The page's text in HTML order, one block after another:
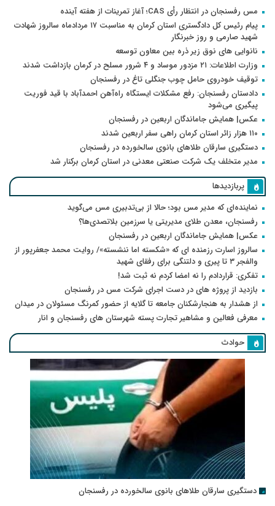
مس رفسنجان در انتظار رأی CAS؛ آغاز تمرینات از هفته آینده
پیام رئیس کل دادگستری استان کرمان به مناسبت ۱۷ مردادماه سالروز شهادت
شهید صارمی و روز خبرنگار
نانوایی های نوق زیر ذره بین معاون توسعه
وزارت اطلاعات: ۲۱ مزدور موساد و ۴ شرور مسلح در کرمان بازداشت شدند
توقیف خودروی حامل چوب جنگلی تاغ در رفسنجان
دادستان رفسنجان: رفع مشکلات ایستگاه راه‌آهن احمدآباد با قید فوریت
پیگیری می‌شود
عکس| همایش جاماندگان اربعین در رفسنجان
۱۱۰ هزار زائر استان کرمان راهی سفر اربعین شدند
دستگیری سارقان طلاهای بانوی سالخورده در رفسنجان
مدیر متخلف یک شرکت صنعتی معدنی در استان کرمان برکنار شد
پربازدیدها
نماینده‌ای که مدیر مس بود؛ حالا از بی‌تدبیری مس می‌گوید
رفسنجان، معدن طلای مدیریتی یا سرزمین بلاتصدی‌ها؟
عکس| همایش جاماندگان اربعین در رفسنجان
سالروز اسارت رزمنده ای که «شکسته اما ننشسته»/ روایت محمد جعفرپور از
والفجر ۳ تا پیری و دلتنگی برای رفقای شهید
تفکری: قراردادم را نه امضا کردم نه ثبت شد!
بازدید از پروژه های در دست اجرای شرکت مس در رفسنجان
از هشدار به هنجارشکنان جامعه تا گلایه از حضور کمرنگ مسئولان در میدان
معرفی فعالین و مشاهیر تجارت پسته شهرستان های رفسنجان و انار
حوادث
دستگیری سارقان طلاهای بانوی سالخورده در رفسنجان